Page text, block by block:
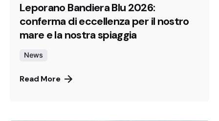
Leporano Bandiera Blu 2026:
conferma di eccellenza per il nostro
mare e la nostra spiaggia
News
Read More